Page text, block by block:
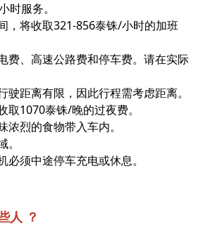
时服务。
，将收取321-856泰铢/小时的加班
费、高速公路费和停车费。请在实际
驶距离有限，因此行程需考虑距离。
取1070泰铢/晚的过夜费。
浓烈的食物带入车内。
必须中途停车充电或休息。
人 ？